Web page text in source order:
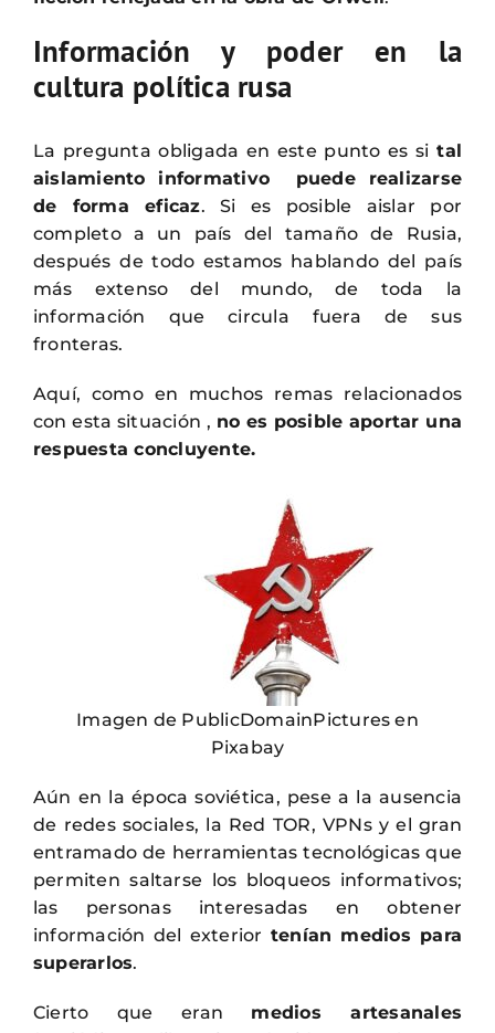
Información y poder en la
cultura política rusa
La pregunta obligada en este punto es sital
aislamiento informativo puede realizarse
de forma eficaz. Si es posible aislar por
completo a un país del tamaño de Rusia,
después de todo estamos hablando del país
más extenso del mundo, de toda la
información que circula fuera de sus
fronteras.
Aquí, como en muchos remas relacionados
con esta situación , no es posible aportar una
respuesta concluyente.
Imagen de PublicDomainPictures en
Pixabay
Aún en la época soviética, pese a la ausencia
de redes sociales, la Red TOR, VPNs y el gran
entramado de herramientas tecnológicas que
permiten saltarse los bloqueos informativos;
las personas interesadas en obtener
información del exterior tenían medios para
superarlos.
Cierto que eran medios artesanales